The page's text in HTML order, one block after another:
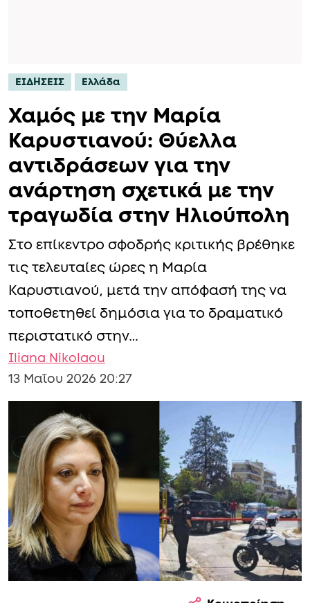
ΕΙΔΗΣΕΙΣ Ελλάδα
Χαμός με την Μαρία
Καρυστιανού: Θύελλα
αντιδράσεων για την
ανάρτηση σχετικά με την
τραγωδία στην Ηλιούπολη
Στο επίκεντρο σφοδρής κριτικής βρέθηκε
τις τελευταίες ώρες η Μαρία
Καρυστιανού, μετά την απόφασή της να
τοποθετηθεί δημόσια για το δραματικό
περιστατικό στην…
Iliana Nikolaou
13 Μαΐου 2026 20:27